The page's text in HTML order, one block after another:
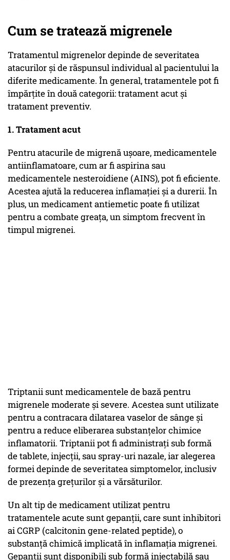
Cum se tratează migrenele
Tratamentul migrenelor depinde de severitatea
atacurilor și de răspunsul individual al pacientului la
diferite medicamente. În general, tratamentele pot fi
împărțite în două categorii: tratament acut și
tratament preventiv.
1. Tratament acut
Pentru atacurile de migrenă ușoare, medicamentele
antiinflamatoare, cum ar fi aspirina sau
medicamentele nesteroidiene (AINS), pot fi eficiente.
Acestea ajută la reducerea inflamației și a durerii. În
plus, un medicament antiemetic poate fi utilizat
pentru a combate greața, un simptom frecvent în
timpul migrenei.
Triptanii sunt medicamentele de bază pentru
migrenele moderate și severe. Acestea sunt utilizate
pentru a contracara dilatarea vaselor de sânge și
pentru a reduce eliberarea substanțelor chimice
inflamatorii. Triptanii pot fi administrați sub formă
de tablete, injecții, sau spray-uri nazale, iar alegerea
formei depinde de severitatea simptomelor, inclusiv
de prezența grețurilor și a vărsăturilor.
Un alt tip de medicament utilizat pentru
tratamentele acute sunt gepanții, care sunt inhibitori
ai CGRP (calcitonin gene-related peptide), o
substanță chimică implicată în inflamația migrenei.
Gepanții sunt disponibili sub formă injectabilă sau